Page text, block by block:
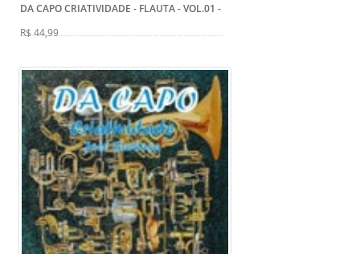
DA CAPO CRIATIVIDADE - FLAUTA - VOL.01 -
R$ 44,99